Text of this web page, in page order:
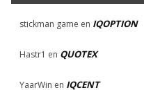
stickman game en IQOPTION
Hastr1 en QUOTEX
YaarWin en IQCENT